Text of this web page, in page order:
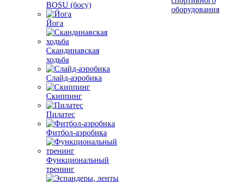
BOSU (босу)
Йога
Скандинавская
ходьба
Слайд-аэробика
Скиппинг
Пилатес
Фитбол-аэробика
Функциональный
тренинг
оборудования